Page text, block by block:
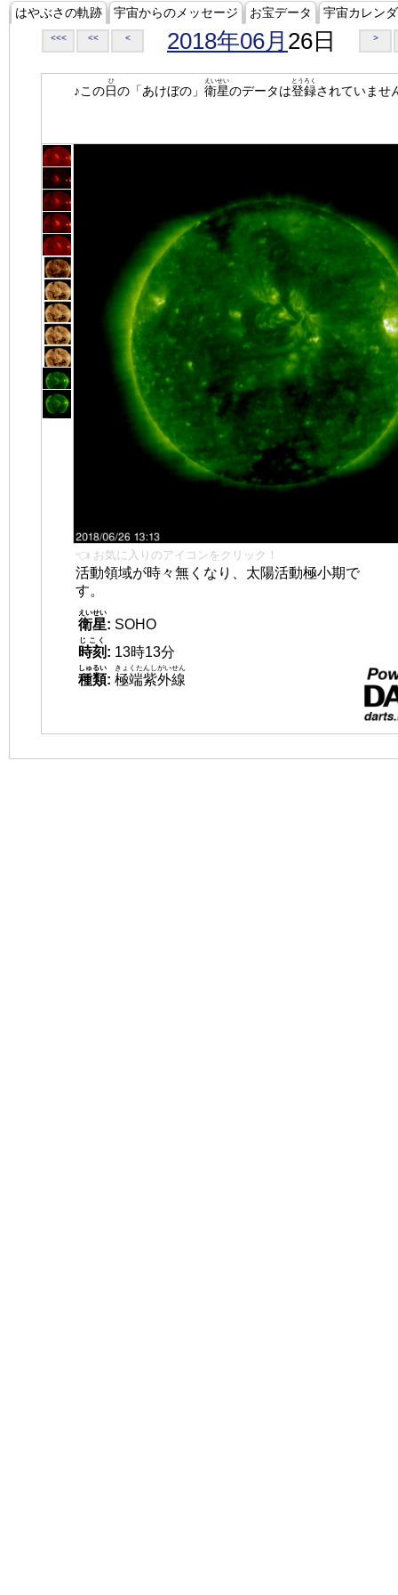
はやぶさの軌跡 宇宙からのメッセージ お宝データ 宇宙カレン
<<< << < 2018年06月 26日 >
♪この日
ひ
の「あけぼの」 衛星
えいせい
のデータは登録
とうろく
されていませ
👈 お気に入りのアイコンをクリック！
活動領域が時々無くなり、太陽活動極小期で
す。
衛星
えいせい
: SOHO
時刻
じこく
: 13時13分
種類
しゅるい
: 極端紫外線
きょくたんしがいせん